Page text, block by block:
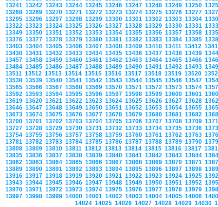
13241 13242 13243 13244 13245 13246 13247 13248 13249 13250
13268 13269 13270 13271 13272 13273 13274 13275 13276 13277
13295 13296 13297 13298 13299 13300 13301 13302 13303 13304
13322 13323 13324 13325 13326 13327 13328 13329 13330 13331
13349 13350 13351 13352 13353 13354 13355 13356 13357 13358
13376 13377 13378 13379 13380 13381 13382 13383 13384 13385
13403 13404 13405 13406 13407 13408 13409 13410 13411 13412
13430 13431 13432 13433 13434 13435 13436 13437 13438 13439
13457 13458 13459 13460 13461 13462 13463 13464 13465 13466
13484 13485 13486 13487 13488 13489 13490 13491 13492 13493
13511 13512 13513 13514 13515 13516 13517 13518 13519 13520
13538 13539 13540 13541 13542 13543 13544 13545 13546 13547
13565 13566 13567 13568 13569 13570 13571 13572 13573 13574
13592 13593 13594 13595 13596 13597 13598 13599 13600 13601
13619 13620 13621 13622 13623 13624 13625 13626 13627 13628
13646 13647 13648 13649 13650 13651 13652 13653 13654 13655
13673 13674 13675 13676 13677 13678 13679 13680 13681 13682
13700 13701 13702 13703 13704 13705 13706 13707 13708 13709
13727 13728 13729 13730 13731 13732 13733 13734 13735 13736
13754 13755 13756 13757 13758 13759 13760 13761 13762 13763
13781 13782 13783 13784 13785 13786 13787 13788 13789 13790
13808 13809 13810 13811 13812 13813 13814 13815 13816 13817
13835 13836 13837 13838 13839 13840 13841 13842 13843 13844
13862 13863 13864 13865 13866 13867 13868 13869 13870 13871
13889 13890 13891 13892 13893 13894 13895 13896 13897 13898
13916 13917 13918 13919 13920 13921 13922 13923 13924 13925
13943 13944 13945 13946 13947 13948 13949 13950 13951 13952
13970 13971 13972 13973 13974 13975 13976 13977 13978 13979
13997 13998 13999 14000 14001 14002 14003 14004 14005 14006
14024 14025 14026 14027 14028 14029 14030